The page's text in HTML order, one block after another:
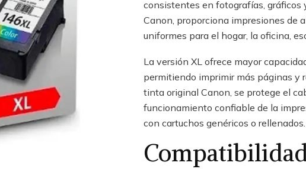
consistentes en fotografías, gráficos
Canon, proporciona impresiones de
uniformes para el hogar, la oficina,
La versión XL ofrece mayor
permitiendo imprimir más páginas y
tinta original Canon, se protege el
funcionamiento confiable de la
con cartuchos genéricos o rellenados.